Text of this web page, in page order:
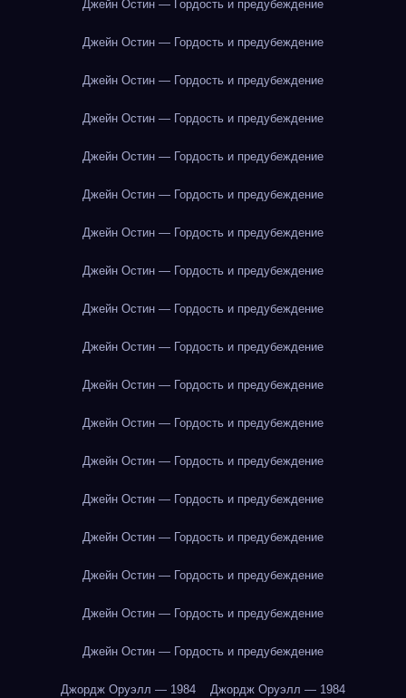
Джейн Остин — Гордость и предубеждение
Джейн Остин — Гордость и предубеждение
Джейн Остин — Гордость и предубеждение
Джейн Остин — Гордость и предубеждение
Джейн Остин — Гордость и предубеждение
Джейн Остин — Гордость и предубеждение
Джейн Остин — Гордость и предубеждение
Джейн Остин — Гордость и предубеждение
Джейн Остин — Гордость и предубеждение
Джейн Остин — Гордость и предубеждение
Джейн Остин — Гордость и предубеждение
Джейн Остин — Гордость и предубеждение
Джейн Остин — Гордость и предубеждение
Джейн Остин — Гордость и предубеждение
Джейн Остин — Гордость и предубеждение
Джейн Остин — Гордость и предубеждение
Джейн Остин — Гордость и предубеждение
Джейн Остин — Гордость и предубеждение
Джордж Оруэлл — 1984 Джордж Оруэлл — 1984